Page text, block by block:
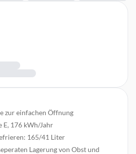
zur einfachen Öffnung
E, 176 kWh/Jahr
165/41 Liter
Lagerung von Obst und